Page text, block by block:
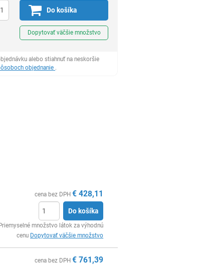
Do košíka
Dopytovať väčšie množstvo
alebo stiahnuť na neskoršie
objednanie .
cena bez DPH € 428,11
Do košíka
množstvo látok za výhodnú
cenu Dopytovať väčšie množstvo
cena bez DPH € 761,39